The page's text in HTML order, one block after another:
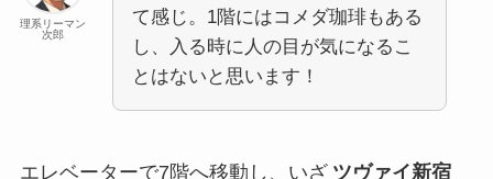
理系リーマン
次郎
て感じ。1階にはコメダ珈琲もある
し、入る時に人の目が気になるこ
とはないと思います！
エレベーターで7階へ移動し、いざ ツヴァイ新宿